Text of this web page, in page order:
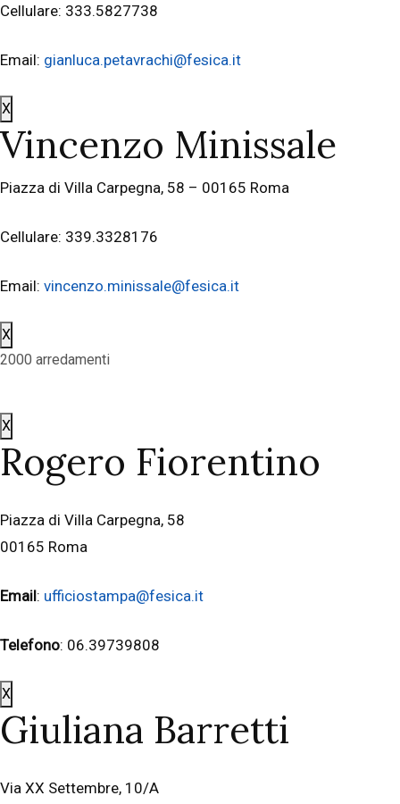
Cellulare: 333.5827738
Email: gianluca.petavrachi@fesica.it
X
Vincenzo Minissale
Piazza di Villa Carpegna, 58 – 00165 Roma
Cellulare: 339.3328176
Email: vincenzo.minissale@fesica.it
X
2000 arredamenti
X
Rogero Fiorentino
Piazza di Villa Carpegna, 58
00165 Roma
Email: ufficiostampa@fesica.it
Telefono: 06.39739808
X
Giuliana Barretti
Via XX Settembre, 10/A